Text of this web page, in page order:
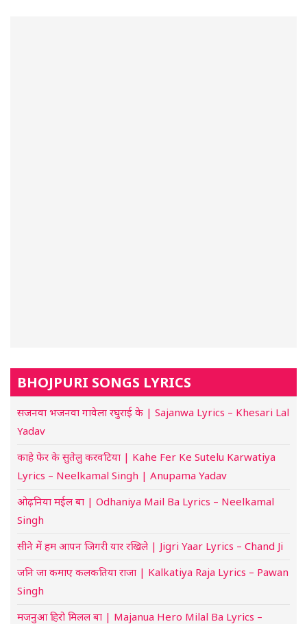
BHOJPURI SONGS LYRICS
सजनवा भजनवा गावेला रघुराई के | Sajanwa Lyrics – Khesari Lal
Yadav
काहे फेर के सुतेलु करवटिया | Kahe Fer Ke Sutelu Karwatiya
Lyrics – Neelkamal Singh | Anupama Yadav
ओढ़निया मईल बा | Odhaniya Mail Ba Lyrics – Neelkamal
Singh
सीने में हम आपन जिगरी यार रखिले | Jigri Yaar Lyrics – Chand Ji
जनि जा कमाए कलकतिया राजा | Kalkatiya Raja Lyrics – Pawan
Singh
मजनुआ हिरो मिलल बा | Majanua Hero Milal Ba Lyrics –